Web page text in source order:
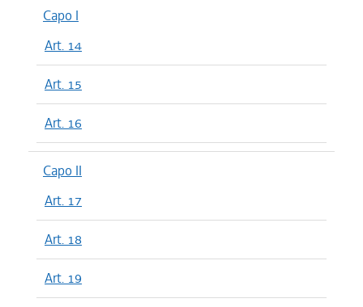
Capo I
Art. 14
Art. 15
Art. 16
Capo II
Art. 17
Art. 18
Art. 19